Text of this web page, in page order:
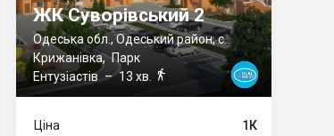
ЖК Суворівський 2
Одеська обл., Одеський район, с.
Крижанівка,Парк
Ентузіастів– 13 хв. 
1К
Ціна